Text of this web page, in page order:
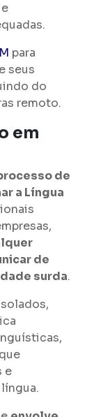
para
seus
do
remoto.
em
de
a Língua
de
surda.
e